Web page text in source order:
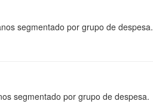
segmentado por grupo de despesa.
segmentado por grupo de despesa.